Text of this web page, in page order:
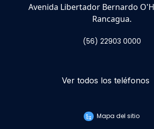
Avenida Libertador Bernardo
Rancagua.
(56) 22903 0000
Ver todos los teléfonos
Mapa del sitio